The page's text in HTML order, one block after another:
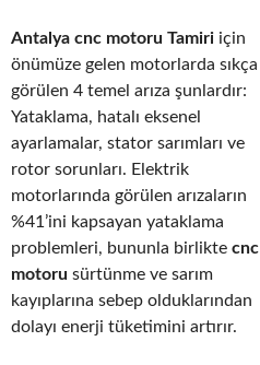
Antalya cnc motoru Tamiri için
önümüze gelen motorlarda sıkça
görülen 4 temel arıza şunlardır:
Yataklama, hatalı eksenel
ayarlamalar, stator sarımları ve
rotor sorunları. Elektrik
motorlarında görülen arızaların
%41’ini kapsayan yataklama
problemleri, bununla birlikte cnc
motoru sürtünme ve sarım
kayıplarına sebep olduklarından
dolayı enerji tüketimini artırır.